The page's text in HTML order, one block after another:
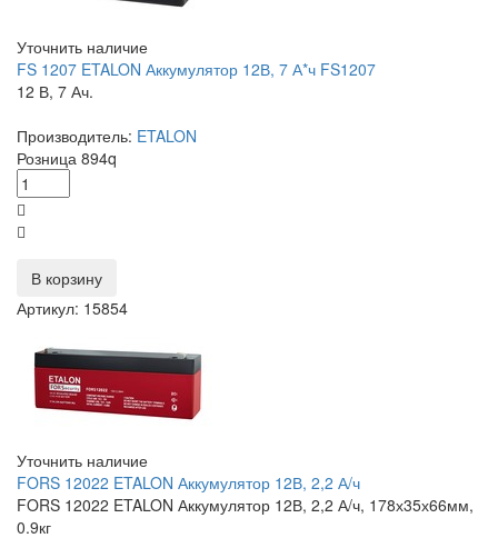
Уточнить наличие
FS 1207 ETALON Аккумулятор 12В, 7 А*ч FS1207
12 В, 7 Ач.
Производитель: ETALON
Розница 894q
В корзину
Артикул: 15854
Уточнить наличие
FORS 12022 ETALON Аккумулятор 12В, 2,2 А/ч
FORS 12022 ETALON Аккумулятор 12В, 2,2 А/ч, 178х35х66мм,
0.9кг